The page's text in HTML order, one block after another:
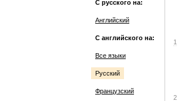
С русского на:
Английский
С английского на:
Все языки
Русский
Французский
1
2